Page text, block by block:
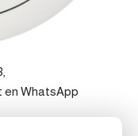
en WhatsApp